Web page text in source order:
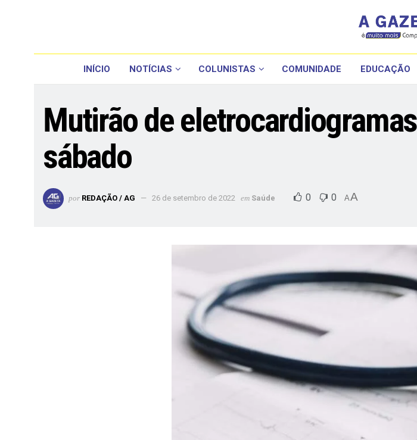
INÍCIO NOTÍCIAS COLUNISTAS COMUNIDADE EDUCAÇÃO
Mutirão de
sábado
por REDAÇÃO / AG 26 de setembro de 2022 em Saúde 0 0 AA